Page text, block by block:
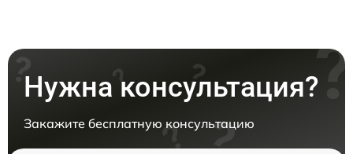
Нужна консультация?
Закажите бесплатную консультацию